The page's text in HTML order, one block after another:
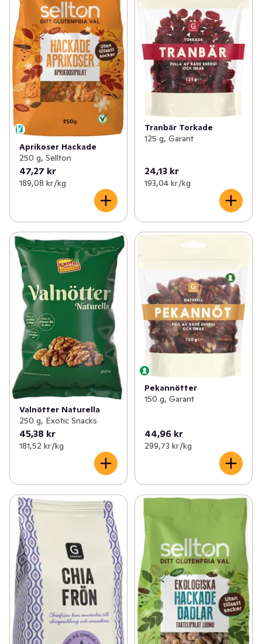
Aprikoser Hackade
250 g, Sellton
47,27 kr
189,08 kr /kg
Tranbär Torkade
125 g, Garant
24,13 kr
193,04 kr /kg
Valnötter Naturella
250 g, Exotic Snacks
45,38 kr
181,52 kr /kg
Pekannötter
150 g, Garant
44,96 kr
299,73 kr /kg